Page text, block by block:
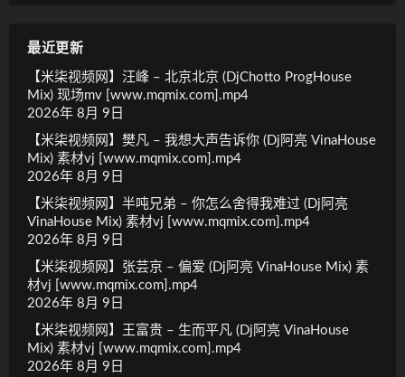
最近更新
【米柒视频网】汪峰 – 北京北京 (DjChotto ProgHouse
Mix) 现场mv [www.mqmix.com].mp4
2026年 8月 9日
【米柒视频网】樊凡 – 我想大声告诉你 (Dj阿亮 VinaHouse
Mix) 素材vj [www.mqmix.com].mp4
2026年 8月 9日
【米柒视频网】半吨兄弟 – 你怎么舍得我难过 (Dj阿亮
VinaHouse Mix) 素材vj [www.mqmix.com].mp4
2026年 8月 9日
【米柒视频网】张芸京 – 偏爱 (Dj阿亮 VinaHouse Mix) 素
材vj [www.mqmix.com].mp4
2026年 8月 9日
【米柒视频网】王富贵 – 生而平凡 (Dj阿亮 VinaHouse
Mix) 素材vj [www.mqmix.com].mp4
2026年 8月 9日